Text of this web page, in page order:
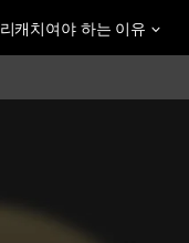
리캐치여야 하는 이유